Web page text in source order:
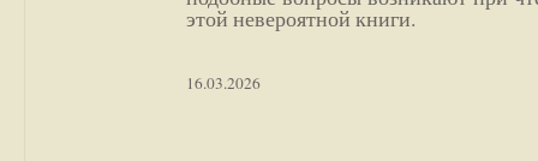
этой невероятной книги.
16.03.2026